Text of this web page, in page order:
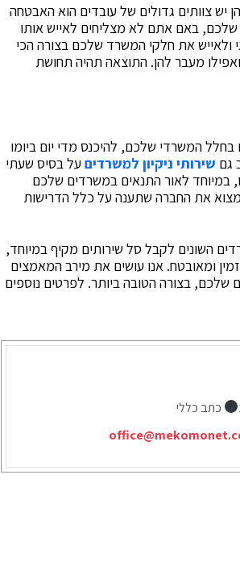
יש צוותים גדולים של עובדים הוא האבטחה
באם אתם לא מצליחים לאייש אותו
ולאייש את חלקי המשרד שלכם בצורה הכי
מעבר להן. התוצאה תהיה תחושת
המשרדי שלכם, להיכנס מדי יום ביומו
גם שירותי ניקיון למשרדים על בסיס שעתי
במיוחד לאור התנאים במשרדים שלכם
את החברה שתענה על כלל הדרישות
השונים לקבל סל שירותים מקיף במיוחד,
ומאובטח. אנו עושים את מירב המאמצים
שלכם, בצורה הטובה ביותר. לפרטים נוספים
כתב כללי